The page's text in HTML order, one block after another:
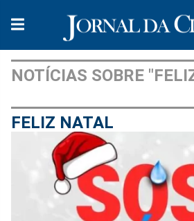
NOTÍCIAS SOBRE
FELIZ NATAL